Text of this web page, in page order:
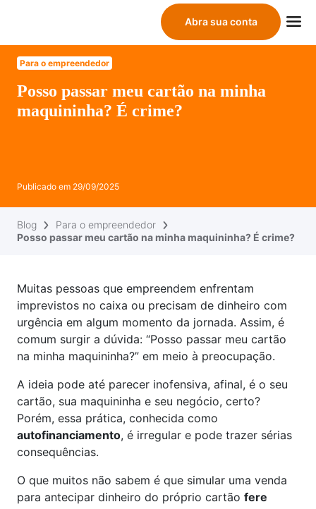
Abra sua conta
Para o empreendedor
Posso passar meu cartão na minha
maquininha? É crime?
Publicado em 29/09/2025
Blog
Para o empreendedor
Posso passar meu cartão na minha maquininha? É crime?
Muitas pessoas que empreendem enfrentam
imprevistos no caixa ou precisam de dinheiro com
urgência em algum momento da jornada. Assim, é
comum surgir a dúvida: “Posso passar meu cartão
na minha maquininha?” em meio à preocupação.
A ideia pode até parecer inofensiva, afinal, é o seu
cartão, sua maquininha e seu negócio, certo?
Porém, essa prática, conhecida como
autofinanciamento, é irregular e pode trazer sérias
consequências.
O que muitos não sabem é que simular uma venda
para antecipar dinheiro do próprio cartão fere